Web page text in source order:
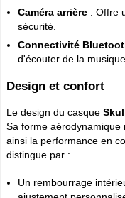
Caméra arrière : Offre
sécurité.
Connectivité
d'écouter de la
Design et confort
Le design du casque
Sa forme
ainsi la performance en
distingue par :
Un rembourrage